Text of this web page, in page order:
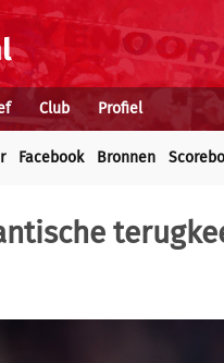
Club Profiel
Facebook Bronnen